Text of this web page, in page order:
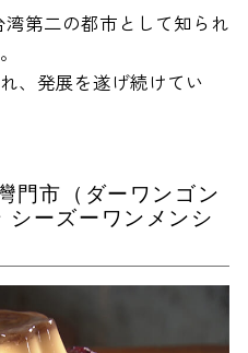
第二の都市として知られ
、発展を遂げ続けてい
門市（ダーワンゴン
シーズーワンメンシ